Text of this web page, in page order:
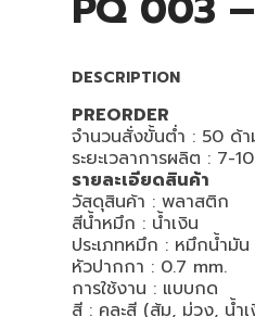
DESCRIPTION
PREORDER
จำนวนสั่งขั้นต่ำ : 50 ด้า
ระยะเวลาการผลิต : 7-
รายละเอียดสินค้า
วัสดุสินค้า : พลาสติก
สีน้ำหมึก : น้ำเงิน
ประเภทหมึก : หมึกน้ำมัน
หัวปากกา : 0.7 mm.
การใช้งาน : แบบกด
สี : คละสี (ส้ม, ม่วง, น้ำ